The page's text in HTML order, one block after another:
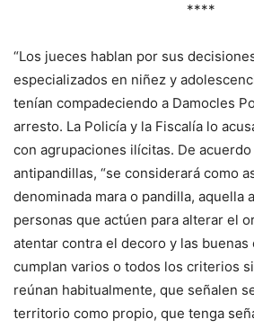
****
“Los jueces hablan por sus
especializados en niñez y
tenían compadeciendo a Damocles
arresto. La Policía y la Fiscalía lo
con agrupaciones ilícitas. De
antipandillas, “se considerará como
denominada mara o pandilla, aquella
personas que actúen para alterar el
atentar contra el decoro y las buenas
cumplan varios o todos los criterios
reúnan habitualmente, que señalen
territorio como propio, que tenga